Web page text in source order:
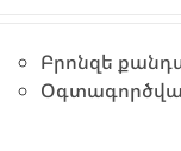
Բրոնզե
Օգտագործված